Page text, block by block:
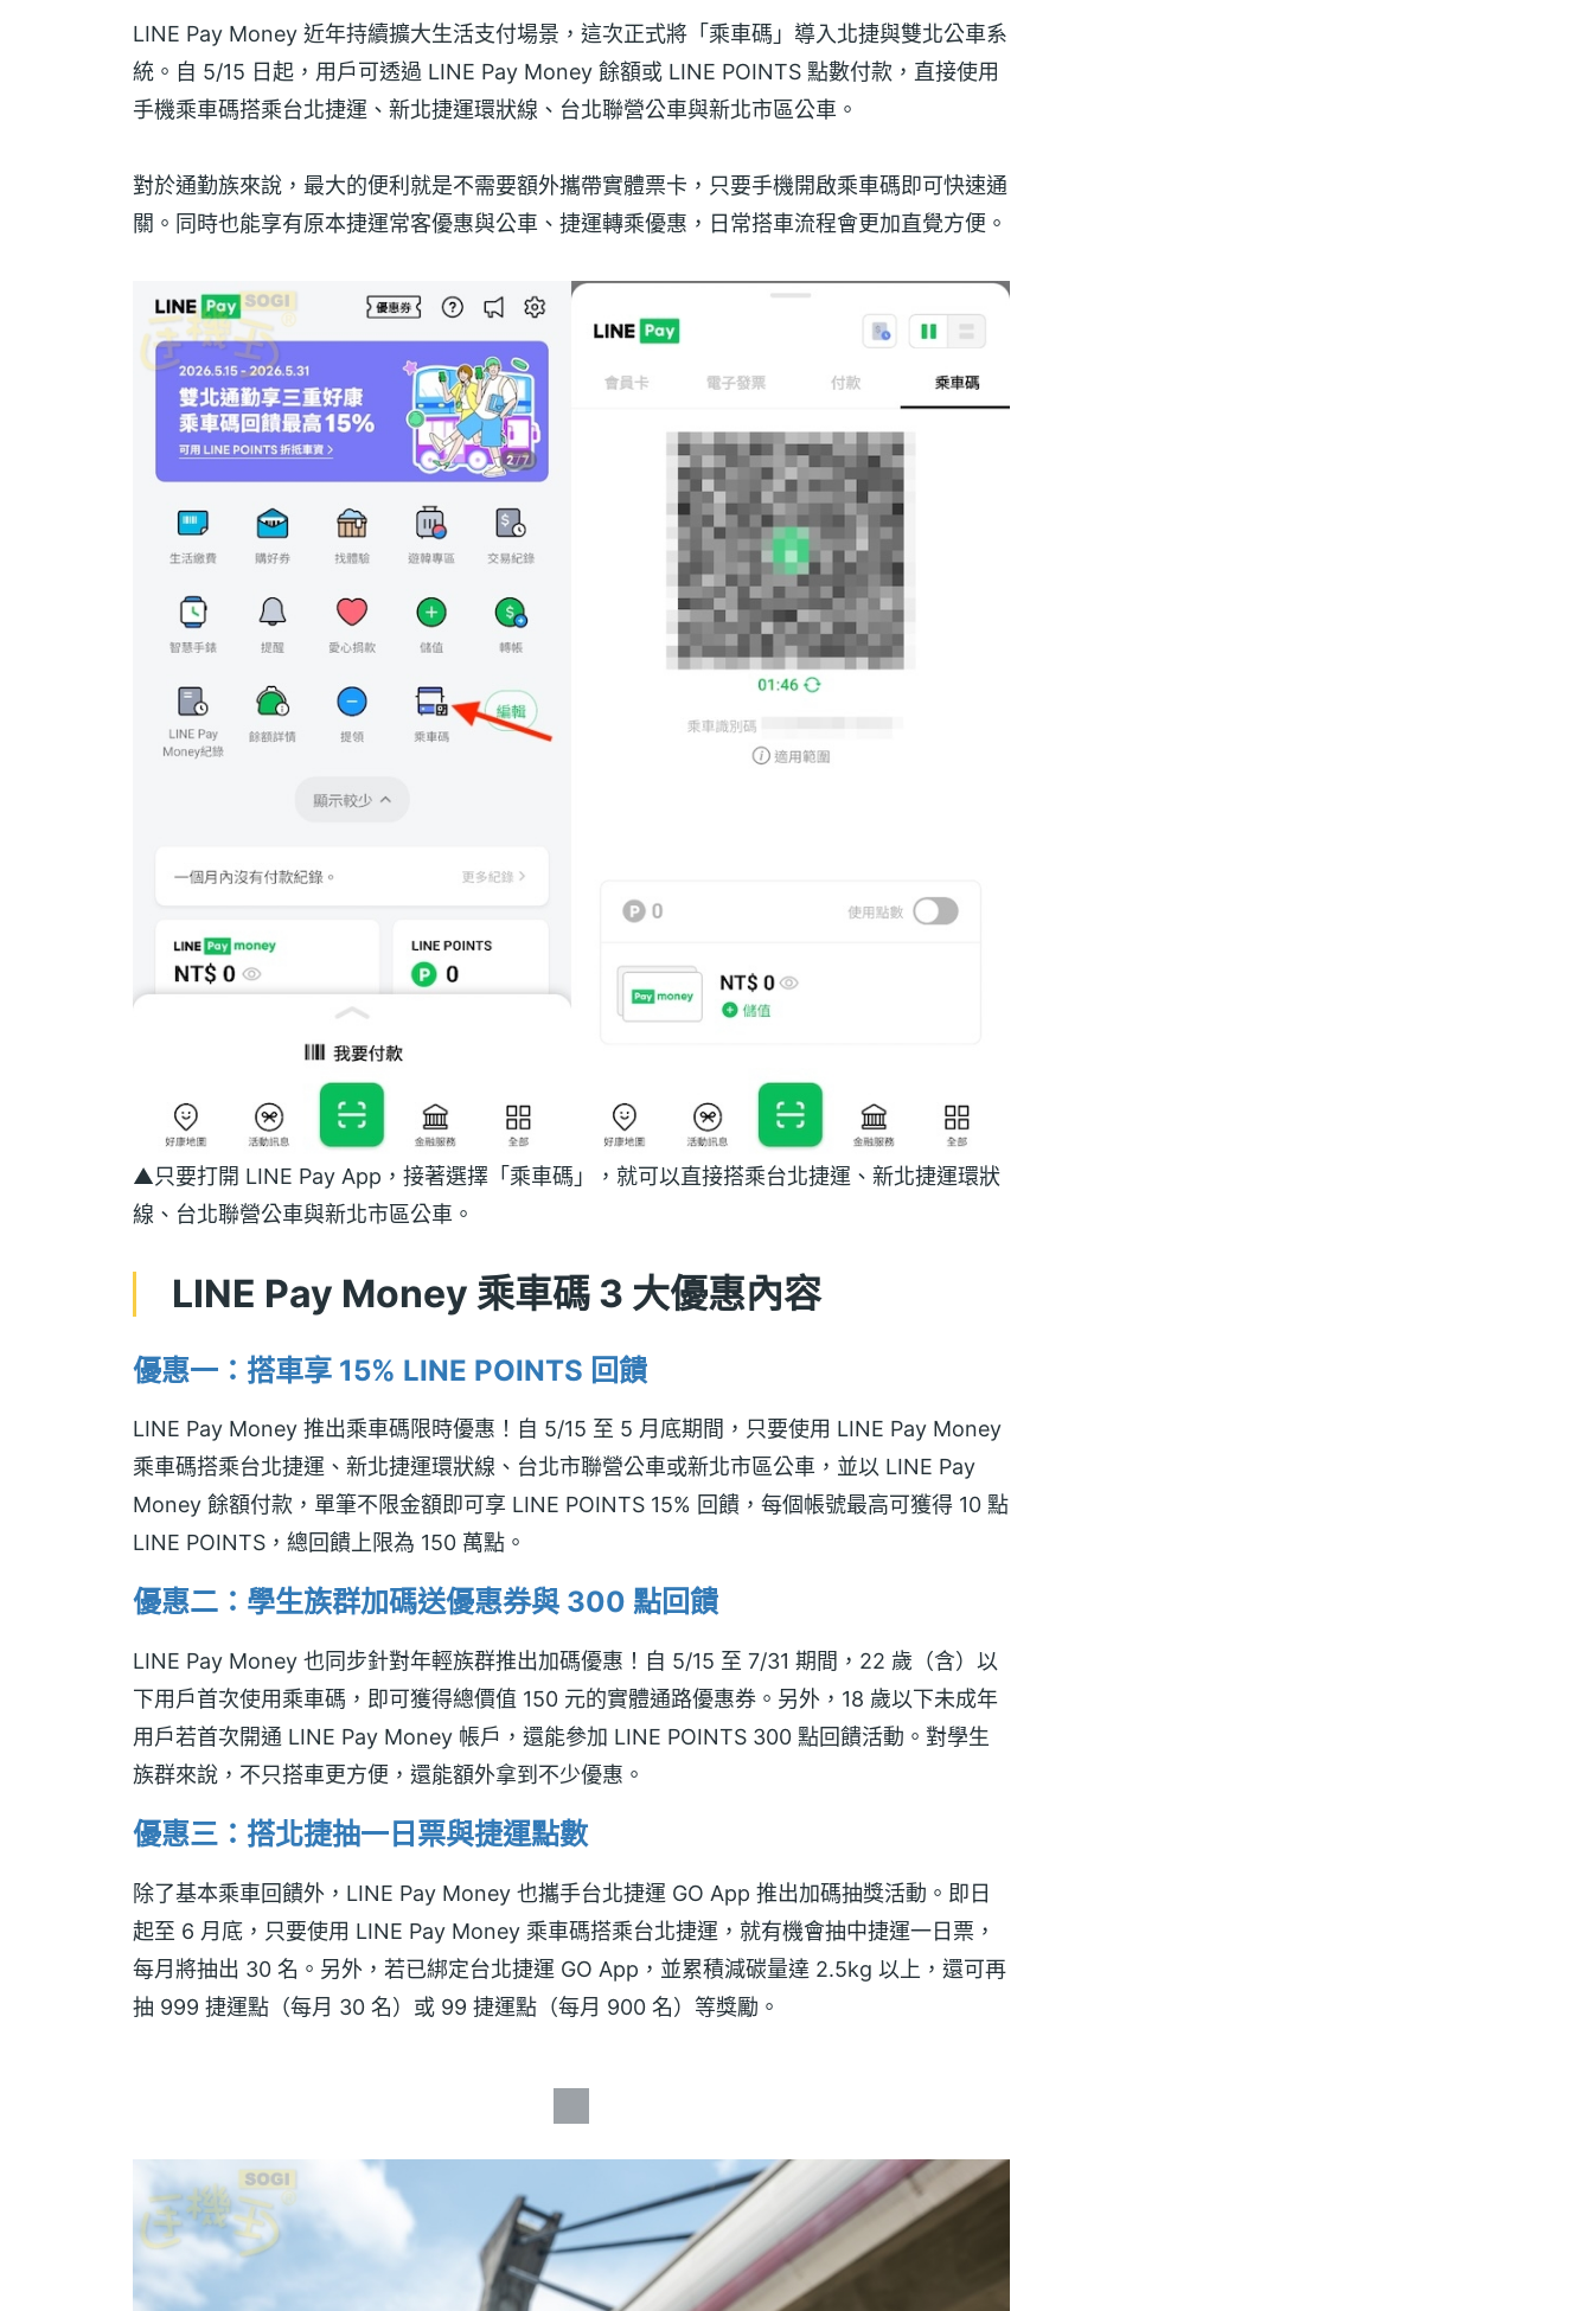
LINE Pay Money 近年持續擴大生活支付場景，這次正式將「乘車碼」導入北捷與雙北公車系
統。自 5/15 日起，用戶可透過 LINE Pay Money 餘額或 LINE POINTS 點數付款，直接使用
手機乘車碼搭乘台北捷運、新北捷運環狀線、台北聯營公車與新北市區公車。
對於通勤族來說，最大的便利就是不需要額外攜帶實體票卡，只要手機開啟乘車碼即可快速通
關。同時也能享有原本捷運常客優惠與公車、捷運轉乘優惠，日常搭車流程會更加直覺方便。
▲只要打開 LINE Pay App，接著選擇「乘車碼」，就可以直接搭乘台北捷運、新北捷運環狀
線、台北聯營公車與新北市區公車。
LINE Pay Money 乘車碼 3 大優惠內容
優惠一：搭車享 15% LINE POINTS 回饋
LINE Pay Money 推出乘車碼限時優惠！自 5/15 至 5 月底期間，只要使用 LINE Pay Money
乘車碼搭乘台北捷運、新北捷運環狀線、台北市聯營公車或新北市區公車，並以 LINE Pay
Money 餘額付款，單筆不限金額即可享 LINE POINTS 15% 回饋，每個帳號最高可獲得 10 點
LINE POINTS，總回饋上限為 150 萬點。
優惠二：學生族群加碼送優惠券與 300 點回饋
LINE Pay Money 也同步針對年輕族群推出加碼優惠！自 5/15 至 7/31 期間，22 歲（含）以
下用戶首次使用乘車碼，即可獲得總價值 150 元的實體通路優惠券。另外，18 歲以下未成年
用戶若首次開通 LINE Pay Money 帳戶，還能參加 LINE POINTS 300 點回饋活動。對學生
族群來說，不只搭車更方便，還能額外拿到不少優惠。
優惠三：搭北捷抽一日票與捷運點數
除了基本乘車回饋外，LINE Pay Money 也攜手台北捷運 GO App 推出加碼抽獎活動。即日
起至 6 月底，只要使用 LINE Pay Money 乘車碼搭乘台北捷運，就有機會抽中捷運一日票，
每月將抽出 30 名。另外，若已綁定台北捷運 GO App，並累積減碳量達 2.5kg 以上，還可再
抽 999 捷運點（每月 30 名）或 99 捷運點（每月 900 名）等獎勵。